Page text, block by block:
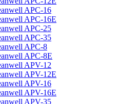
APC-16
APC-16E
APC-25
APC-35
APC-8
APC-8E
APV-12
APV-12E
APV-16
APV-16E
APV-35